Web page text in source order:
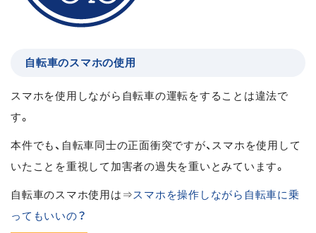
自転車のスマホの使用
スマホを使用しながら自転車の運転をすることは違法で
す。
本件でも、自転車同士の正面衝突ですが、スマホを使用して
いたことを重視して加害者の過失を重いとみています。
自転車のスマホ使用は⇒スマホを操作しながら自転車に乗
ってもいいの？